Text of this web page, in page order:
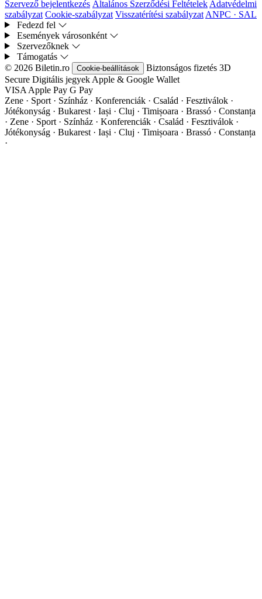
Szervező bejelentkezés Általános Szerződési Feltételek Adatvédelmi
szabályzat Cookie-szabályzat Visszatérítési szabályzat ANPC · SAL
Fedezd fel
Események városonként
Szervezőknek
Támogatás
© 2026 Biletin.ro
Cookie-beállítások Biztonságos fizetés 3D
Secure Digitális jegyek Apple & Google Wallet
VISA Apple Pay G Pay
Zene · Sport · Színház · Konferenciák · Család · Fesztiválok ·
Jótékonyság · Bukarest · Iași · Cluj · Timișoara · Brassó · Constanța
· Zene · Sport · Színház · Konferenciák · Család · Fesztiválok ·
Jótékonyság · Bukarest · Iași · Cluj · Timișoara · Brassó · Constanța
·